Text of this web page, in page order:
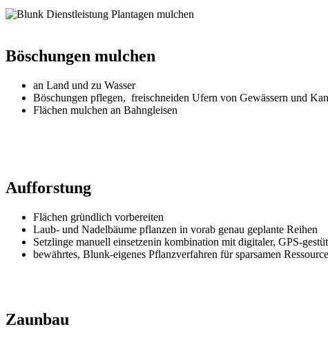
Böschungen mulchen
an Land und zu Wasser
Böschungen pflegen, freischneiden Ufern von Gewässern und
Flächen mulchen an Bahngleisen
Aufforstung
Flächen gründlich vorbereiten
Laub- und Nadelbäume pflanzen in vorab genau geplante Reihen
Setzlinge manuell einsetzenin kombination mit digitaler, GPS-
bewährtes, Blunk-eigenes Pflanzverfahren für sparsamen
Zaunbau